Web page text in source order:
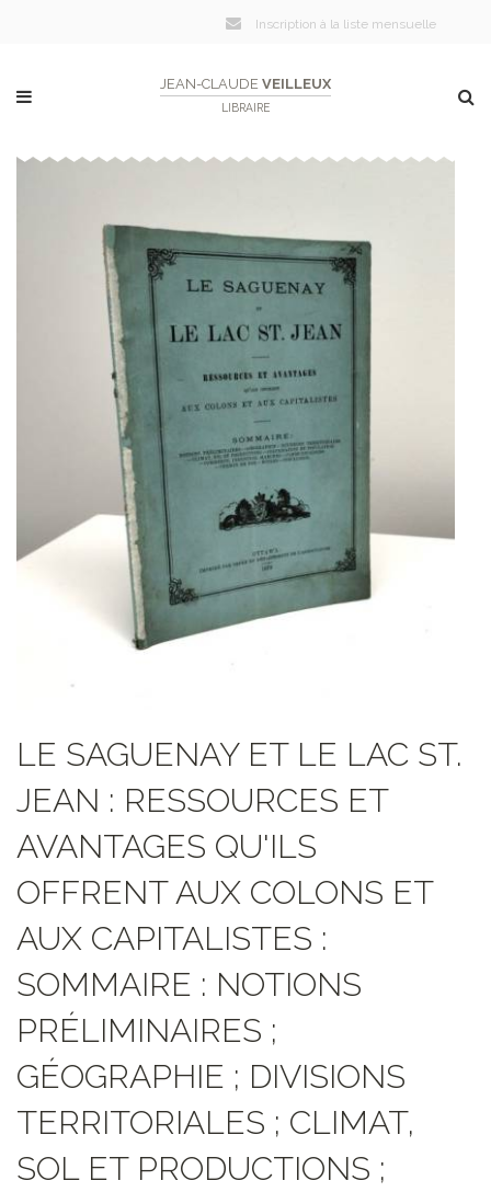
Inscription à la liste mensuelle
JEAN-CLAUDE VEILLEUX
LIBRAIRE
LE SAGUENAY ET LE LAC ST.
JEAN : RESSOURCES ET
AVANTAGES QU'ILS
OFFRENT AUX COLONS ET
AUX CAPITALISTES :
SOMMAIRE : NOTIONS
PRÉLIMINAIRES ;
GÉOGRAPHIE ; DIVISIONS
TERRITORIALES ; CLIMAT,
SOL ET PRODUCTIONS ;